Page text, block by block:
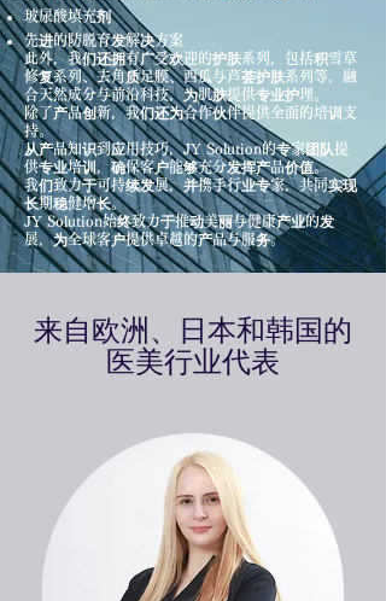
玻尿酸填充剂
先进的防脱育发解决方案
此外，我们还拥有广受欢迎的护肤系列，包括积雪草
修复系列、去角质足膜、西瓜与芦荟护肤系列等，融
合天然成分与前沿科技，为肌肤提供专业护理。
除了产品创新，我们还为合作伙伴提供全面的培训支
持。
从产品知识到应用技巧，JY Solution的专家团队提
供专业培训，确保客户能够充分发挥产品价值。
我们致力于可持续发展，并携手行业专家，共同实现
长期稳健增长。
JY Solution始终致力于推动美丽与健康产业的发
展，为全球客户提供卓越的产品与服务。
来自欧洲、日本和韩国的
医美行业代表